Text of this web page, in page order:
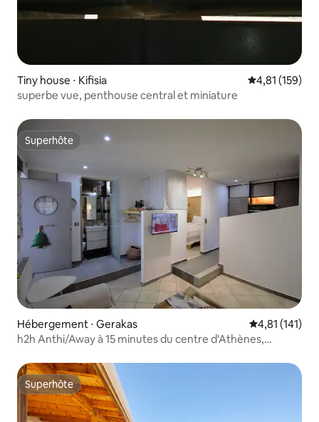
Tiny house ⋅ Kifisia Évaluation
4,81 (159)
superbe vue, penthouse central et miniature
Superhôte
Superhôte
Hébergement ⋅ Gerakas Évaluation
4,81 (141)
h2h Αnthi/Away à 15 minutes du centre d'Athènes,
Superhôte
Superhôte